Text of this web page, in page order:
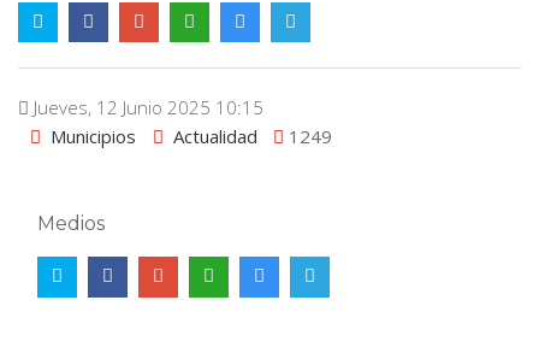
Jueves, 12 Junio 2025 10:15
Municipios
Actualidad 1249
Medios